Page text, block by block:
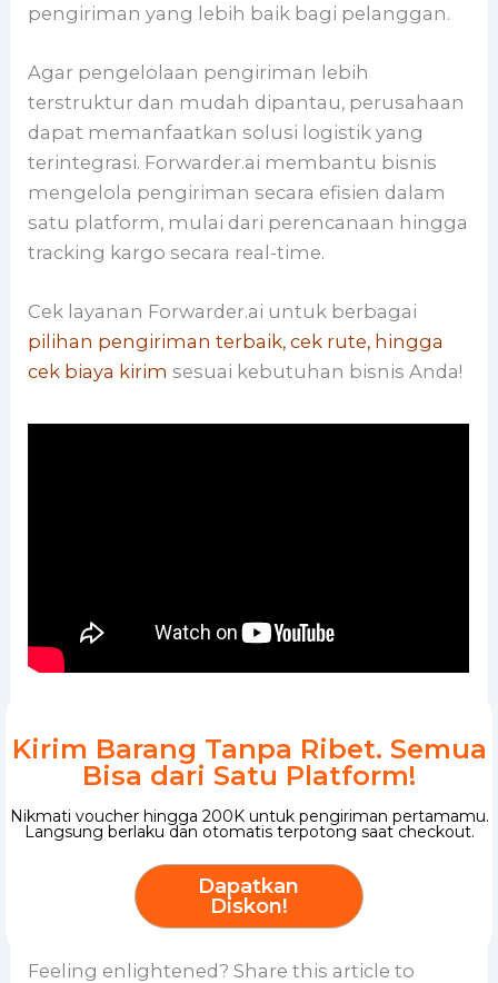
pengiriman yang lebih baik bagi pelanggan.
Agar pengelolaan pengiriman lebih
terstruktur dan mudah dipantau, perusahaan
dapat memanfaatkan solusi logistik yang
terintegrasi. Forwarder.ai membantu bisnis
mengelola pengiriman secara efisien dalam
satu platform, mulai dari perencanaan hingga
tracking kargo secara real-time.
Cek layanan Forwarder.ai untuk berbagai
pilihan pengiriman terbaik, cek rute, hingga
cek biaya kirim sesuai kebutuhan bisnis Anda!
Kirim Barang Tanpa Ribet. Semua
Bisa dari Satu Platform!
Nikmati voucher hingga 200K untuk pengiriman pertamamu.
Langsung berlaku dan otomatis terpotong saat checkout.
Dapatkan
Diskon!
Feeling enlightened? Share this article to